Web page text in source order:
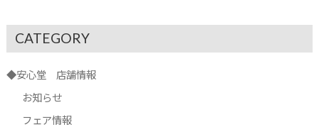
CATEGORY
◆安心堂 店舗情報
お知らせ
フェア情報